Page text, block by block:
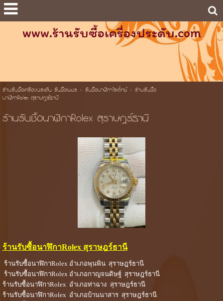
www.ร้านรับซื้อเครื่องประดับ.com
ร้านรับซื้อเครื่องประดับ รับซื้อเพชร> รับซื้อนาฬิกาโรเล็กซ์> ร้านรับซื้อ
นาฬิกาRolex สุราษฎร์ธานี
ร้านรับซื้อนาฬิกาRolex สุราษฎร์ธานี
ร้านรับซื้อนาฬิกาRolex สุราษฎร์ธานี
ร้านรับซื้อนาฬิกาRolex อำเภอพุนพิน สุราษฎร์ธานี
ร้านรับซื้อนาฬิกาRolex อำเภอกาญจนดิษฐ์ สุราษฎร์ธานี
ร้านรับซื้อนาฬิกาRolex อำเภอท่าฉาง สุราษฎร์ธานี
ร้านรับซื้อนาฬิกาRolex อำเภอบ้านนาสาร สุราษฎร์ธานี